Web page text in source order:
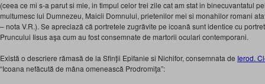
(ceea ce mi s-a parut si mie, in timpul celor trei zile cat am stat in binecuvantatul
multumesc lui Dumnezeu, Maicii Domnului, prietenilor mei si monahilor romani
– nota V.R.). Se apreciază că portretele zugrăvite pe icoană sunt identice cu
Pruncului Iisus aşa cum au fost consemnate de martorii oculari contemporani.
Există o descriere rămasă de la Sfinţii Epifanie si Nichifor, consemnata de Ierod.
“Icoana nefăcută de mâna omenească Prodromiţa”: